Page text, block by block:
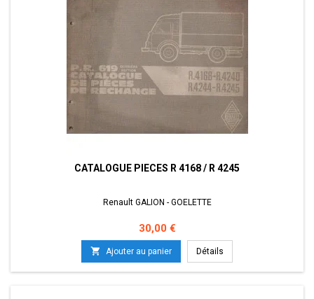
CATALOGUE PIECES R 4168 / R 4245
Renault GALION - GOELETTE
Prix
30,00 €
 Ajouter au panier Détails